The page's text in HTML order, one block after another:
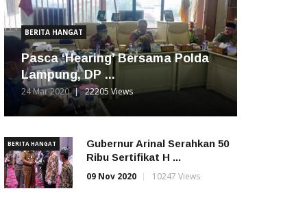
BERITA HANGAT
Pasca ‘Hearing’ Bersama Polda
Lampung, DP ...
24 Mar 2020 22205 Views
BERITA HANGAT
Gubernur Arinal Serahkan 50
Ribu Sertifikat H ...
09 Nov 2020
10247 Views